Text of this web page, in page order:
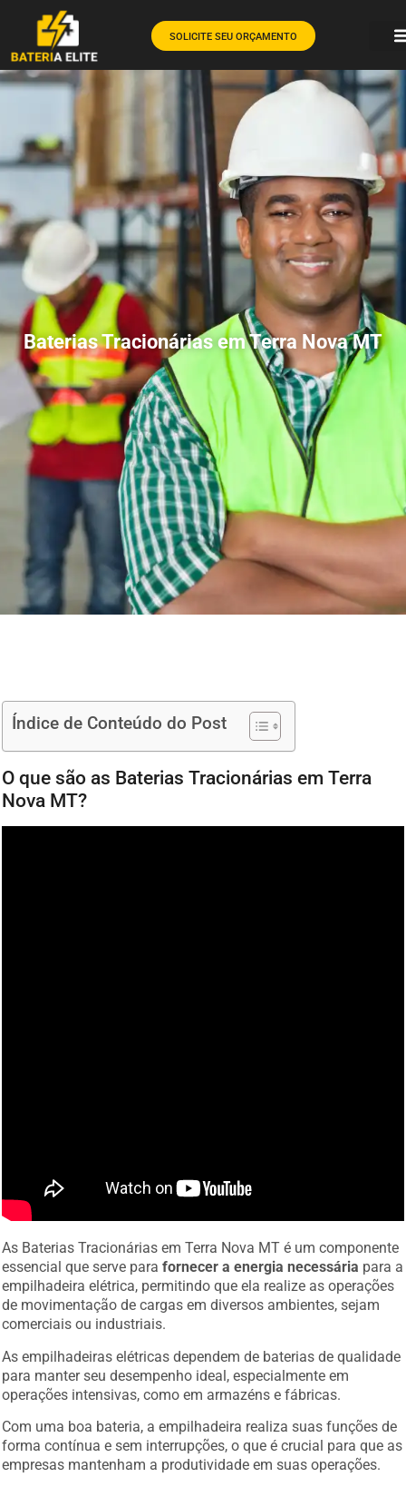
SOLICITE SEU ORÇAMENTO
Baterias Tracionárias em Terra Nova MT
Índice de Conteúdo do Post
O que são as Baterias Tracionárias em Terra
Nova MT?
As Baterias Tracionárias em Terra Nova MT é um componente
essencial que serve parafornecer a energia necessária para a
empilhadeira elétrica, permitindo que ela realize as operações
de movimentação de cargas em diversos ambientes, sejam
comerciais ou industriais.
As empilhadeiras elétricas dependem de baterias de qualidade
para manter seu desempenho ideal, especialmente em
operações intensivas, como em armazéns e fábricas.
Com uma boa bateria, a empilhadeira realiza suas funções de
forma contínua e sem interrupções, o que é crucial para que as
empresas mantenham a produtividade em suas operações.